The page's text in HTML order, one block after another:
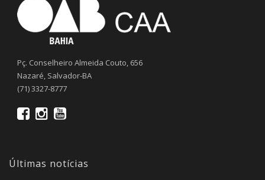
Pç. Conselheiro Almeida Couto, 656
Nazaré, Salvador-BA
(71) 3327-8777
Últimas notícias